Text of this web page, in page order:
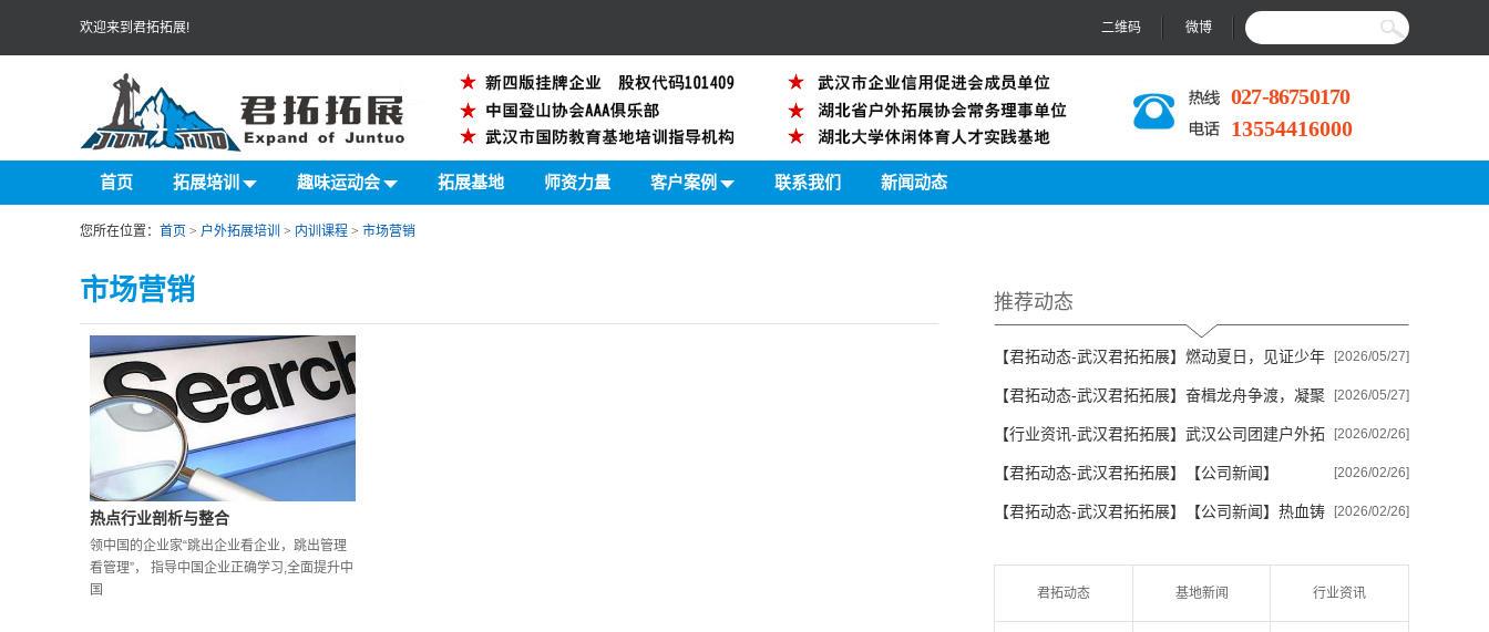
欢迎来到君拓拓展! 二维码 微博
027-86750170
13554416000
首页 拓展培训 趣味运动会 拓展基地 师资力量 客户案例 联系我们 新闻动态
您所在位置： 首页 > 户外拓展培训 > 内训课程 > 市场营销
市场营销
热点行业剖析与整合
领中国的企业家“跳出企业看企业，跳出管理
看管理”， 指导中国企业正确学习,全面提升中
国
推荐动态
[2026/05/27]
【君拓动态-武汉君拓拓展】 燃动夏日，见证少年
蜕变！2026暑... [2026/05/27]
【君拓动态-武汉君拓拓展】 奋楫龙舟争渡，凝聚
团队力量—... [2026/02/26]
【行业资讯-武汉君拓拓展】 武汉公司团建户外拓
展去哪合... [2026/02/26]
【君拓动态-武汉君拓拓展】 【公司新闻】
2026“冰雪少年... [2026/02/26]
【君拓动态-武汉君拓拓展】 【公司新闻】热血铸
君拓动态 基地新闻 行业资讯